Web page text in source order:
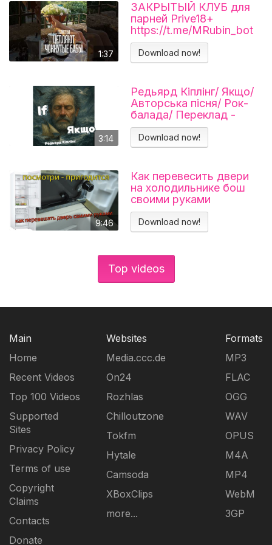
1:37
ЗАКРЫТЫЙ КЛУБ для
парней Prive18+
https://t.me/MRubin_bot
#миларубинчик
#психология
#отношения
Download now!
3:14
Редьярд Кіплінг/ Якщо/
Авторська пісня/ Рок-
балада/ Переклад -
Тарас В'єнц
Download now!
9:46
Как перевесить двери
на холодильнике бош
своими руками
Холодильник BOSCH
KGN39VL25R Перенавес
дверей
Download now!
Top videos
Main
Home
Recent Videos
Top 100 Videos
Supported
Sites
Privacy Policy
Terms of use
Copyright
Claims
Contacts
Donate
Websites
Media.ccc.de
On24
Rozhlas
Chilloutzone
Tokfm
Hytale
Camsoda
XBoxClips
more...
Formats
MP3
FLAC
OGG
WAV
OPUS
M4A
MP4
WebM
3GP